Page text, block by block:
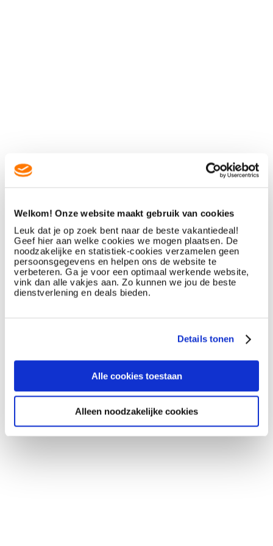
Welkom! Onze website maakt gebruik van cookies
Leuk dat je op zoek bent naar de beste vakantiedeal!
Geef hier aan welke cookies we mogen plaatsen. De
noodzakelijke en statistiek-cookies verzamelen geen
persoonsgegevens en helpen ons de website te
verbeteren. Ga je voor een optimaal werkende website,
vink dan alle vakjes aan. Zo kunnen we jou de beste
dienstverlening en deals bieden.
Details tonen
Alle cookies toestaan
Alleen noodzakelijke cookies